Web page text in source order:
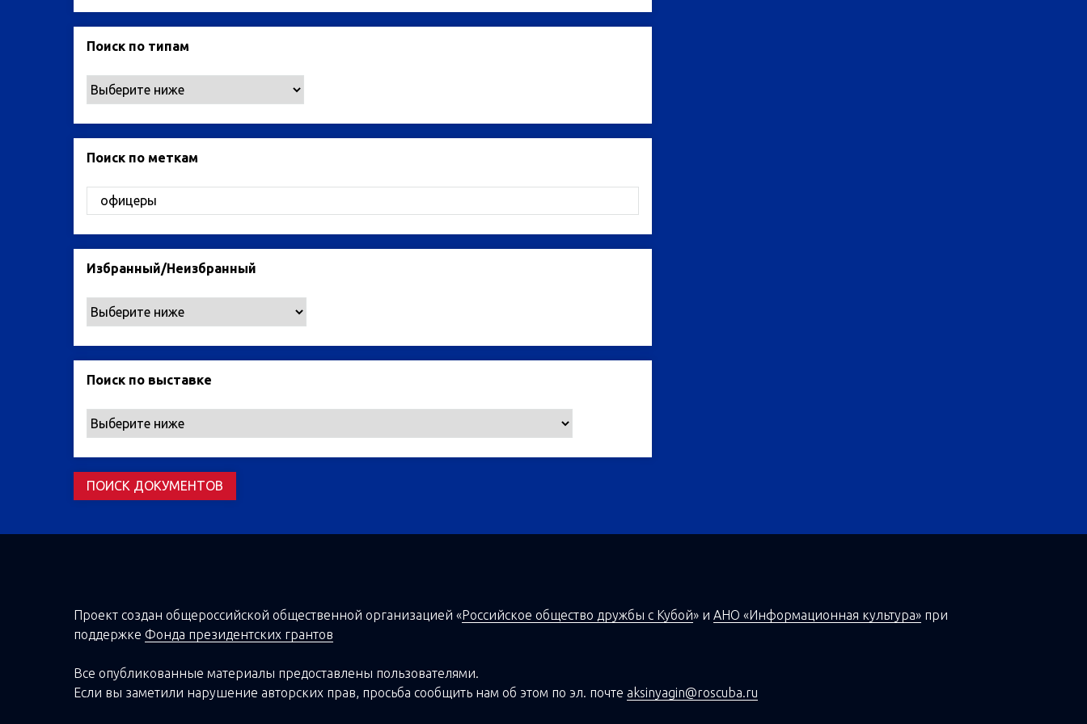
Поиск по типам
Поиск по меткам
Избранный/Неизбранный
Поиск по выставке
Проект создан общероссийской общественной организацией«Российское общество дружбы с Кубой» и АНО «Информационная культура» при
поддержкеФонда президентских грантов
Все опубликованные материалы предоставлены пользователями.
Если вы заметили нарушение авторских прав, просьба сообщить нам об этом по эл. почте aksinyagin@roscuba.ru